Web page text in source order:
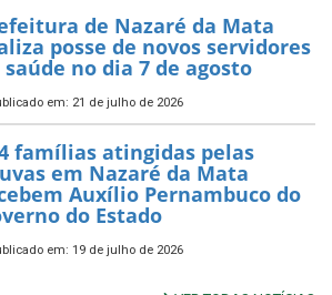
de Nazaré da Mata
posse de novos servidores
saúde no dia 7 de agosto
em: 21 de julho de 2026
famílias atingidas pelas
em Nazaré da Mata
Auxílio Pernambuco do
do Estado
em: 19 de julho de 2026